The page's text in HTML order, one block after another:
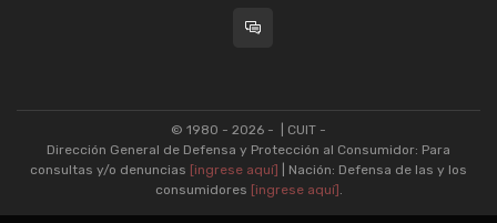
© 1980 - 2026 -
| CUIT -
Dirección General de Defensa y Protección al Consumidor: Para
consultas y/o denuncias [ingrese aquí]
| Nación: Defensa de las y los
consumidores [ingrese aquí] .